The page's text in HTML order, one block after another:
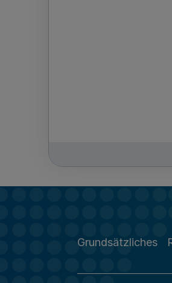
Grundsätzliches